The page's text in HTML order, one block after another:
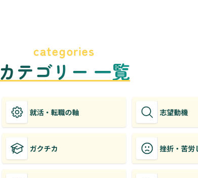
categories
カテゴリー 一覧
就活・転職の軸 志望動機
ガクチカ 挫折・苦労